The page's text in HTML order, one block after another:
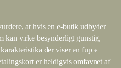
at hvis en e-butik udbyder
kan virke besynderligt gunstig,
der viser en fup e-
er heldigvis omfavnet af